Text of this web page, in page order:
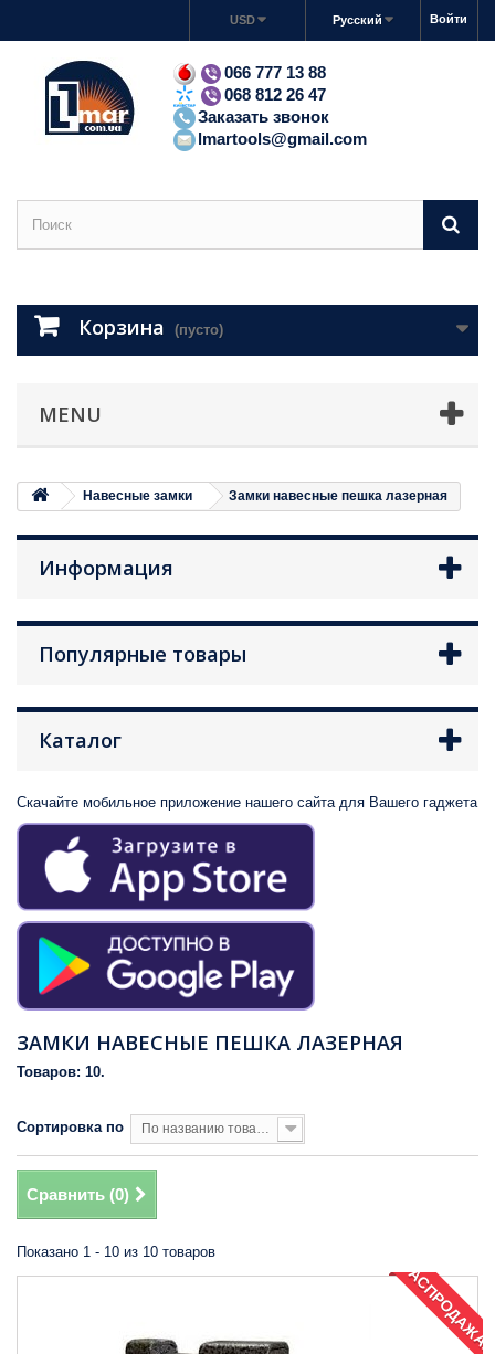
Войти
Русский
USD
066 777 13 88
068 812 26 47
Заказать звонок
lmartools@gmail.com
Корзина (пусто)
MENU
Навесные замки Замки навесные пешка лазерная
Информация
Популярные товары
Каталог
Скачайте мобильное приложение нашего сайта для Вашего гаджета
ЗАМКИ НАВЕСНЫЕ ПЕШКА ЛАЗЕРНАЯ
Товаров: 10.
Сортировка по По названию товара, от Я до А
Сравнить (0)
Показано 1 - 10 из 10 товаров
РАСПРОДАЖА!